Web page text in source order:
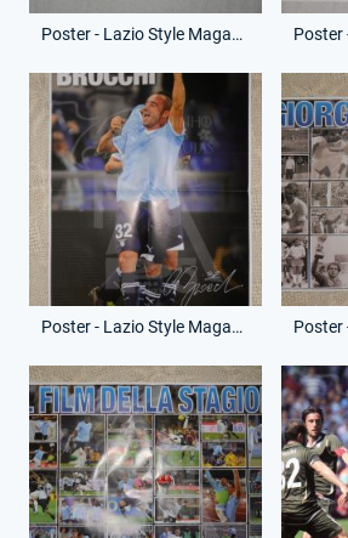
Poster - Lazio Style Magazine - Ottobre 2011 - Campionato Italiano Serie A Tim
Poster - Lazio Style Magazine - Aprile 2012 - Cristian Brocchi